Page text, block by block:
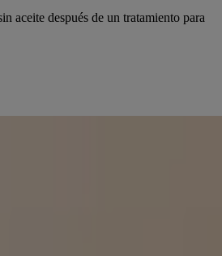
aceite después de un tratamiento para